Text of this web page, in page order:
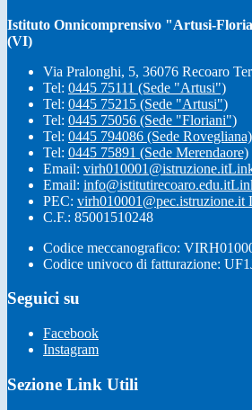
Istituto Onnicomprensivo "Artusi-
(VI)
Via Pralonghi, 5, 36076 Recoaro
Tel: 0445 75111 (Sede "Artusi")
Tel: 0445 75215 (Sede "Artusi")
Tel: 0445 75056 (Sede "Floriani")
Tel: 0445 794086 (Sede Rovegliana)
Tel: 0445 75891 (Sede Merendaore)
Email: virh010001@istruzione.it
Email: info@istitutirecoaro.edu.it
PEC: virh010001@pec.istruzione.it
C.F.: 85001510248
Codice meccanografico:
Codice univoco di fatturazione:
Seguici su
Facebook
Instagram
Sezione Link Utili